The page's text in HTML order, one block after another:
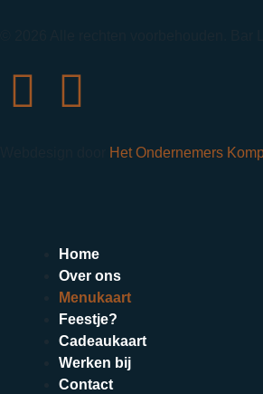
Het Ondernemers
Home
Over ons
Menukaart
Feestje?
Cadeaukaart
Werken bij
Contact